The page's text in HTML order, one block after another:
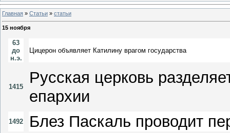
Главная » Статьи » статьи
15 ноября
63
до
н.э.
Цицерон объявляет Катилину врагом государства
1415
Русская церковь
епархии
1492 Блез Паскаль проводит